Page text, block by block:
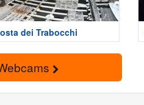
dei Trabocchi